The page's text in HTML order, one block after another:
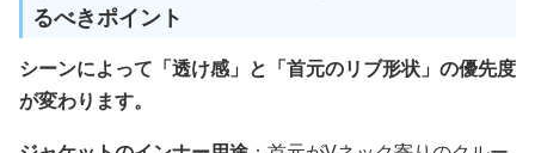
るべきポイント
シーンによって「透け感」と「首元のリブ形状」の優先度
が変わります。